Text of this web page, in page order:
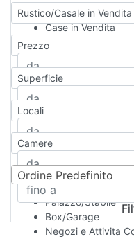
Rustico/Casale in Vendita
Case in Vendita
Qualsiasi
Appartamento
Casa indipendente
Casa Semi-
Attico/Mansarda
Rustico/Casale
Camera d'Albergo
Multiproprietà
Palazzo/Stabile
Box/Garage
Negozi e Attivita
Prezzo
Superficie
Locali
Camere
Ordine Predefinito